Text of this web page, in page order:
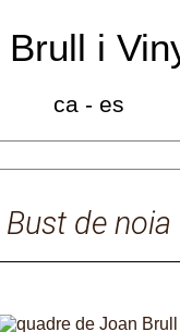
Brull i
ca- es
HD
Bust de noia